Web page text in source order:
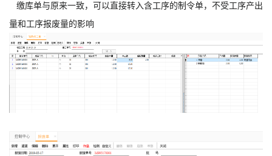
缴库单与原来一致，可以直接转入含工序的制令单，不受工序产出
量和工序报废量的影响